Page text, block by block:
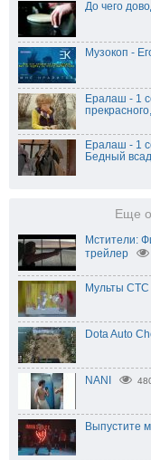
До чего
Музокоп -
Ералаш - 1
Ералаш - 1
Бедный
Еще
Мстители:
трейлер
Мульты СТС
Dota Auto
NANI
Выпустите